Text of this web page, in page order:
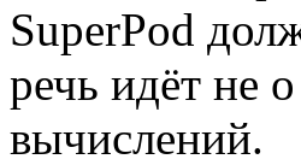
SuperPod
речь идёт не
вычислений.